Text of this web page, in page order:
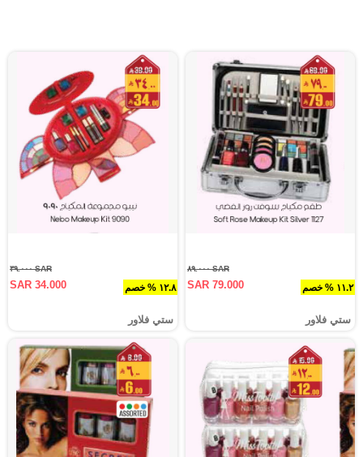
١١.٢ % خصم
SAR ٨٩.٠٠٠
SAR 79.000
ستي فلاور
١٢.٨ % خصم
SAR ٣٩.٠٠٠
SAR 34.000
ستي فلاور